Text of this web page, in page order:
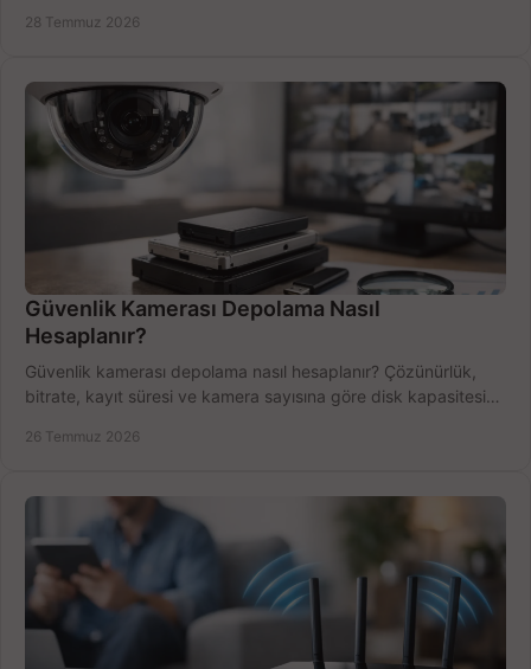
28 Temmuz 2026
Güvenlik Kamerası Depolama Nasıl
Hesaplanır?
Güvenlik kamerası depolama nasıl hesaplanır? Çözünürlük,
bitrate, kayıt süresi ve kamera sayısına göre disk kapasitesini
26 Temmuz 2026